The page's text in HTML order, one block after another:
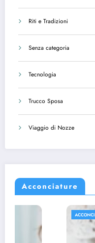
Riti e Tradizioni
Senza categoria
Tecnologia
Trucco Sposa
Viaggio di Nozze
Acconciature